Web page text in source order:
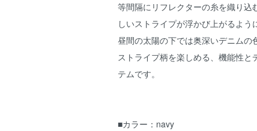
等間隔にリフレクターの糸を織り込
しいストライプが浮かび上がるよう
昼間の太陽の下では奥深いデニムの
ストライプ柄を楽しめる、機能性と
テムです。
■カラー：navy